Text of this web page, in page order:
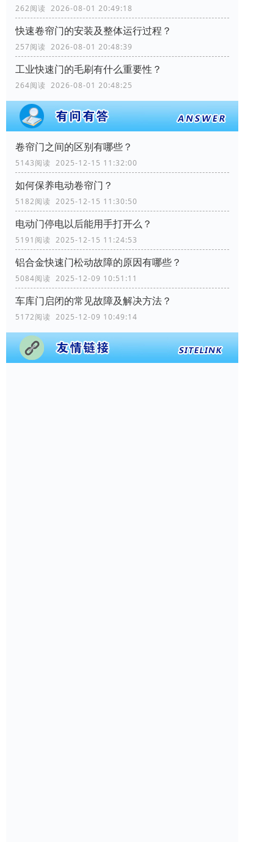
262阅读 2026-08-01 20:49:18
快速卷帘门的安装及整体运行过程？
257阅读 2026-08-01 20:48:39
工业快速门的毛刷有什么重要性？
264阅读 2026-08-01 20:48:25
卷帘门之间的区别有哪些？
5143阅读 2025-12-15 11:32:00
如何保养电动卷帘门？
5182阅读 2025-12-15 11:30:50
电动门停电以后能用手打开么？
5191阅读 2025-12-15 11:24:53
铝合金快速门松动故障的原因有哪些？
5084阅读 2025-12-09 10:51:11
车库门启闭的常见故障及解决方法？
5172阅读 2025-12-09 10:49:14